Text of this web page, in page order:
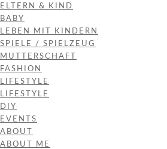
ELTERN & KIND
BABY
LEBEN MIT KINDERN
SPIELE / SPIELZEUG
MUTTERSCHAFT
FASHION
LIFESTYLE
LIFESTYLE
DIY
EVENTS
ABOUT
ABOUT ME